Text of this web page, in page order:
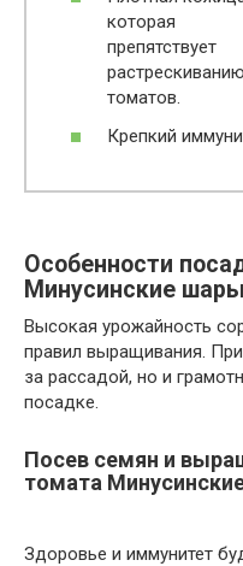
которая
препятствует
растрескиванию
томатов.
Крепкий
Особенности
Минусинские шары
Высокая урожайность
правил выращивания.
за рассадой, но и
посадке.
Посев семян и
томата
Здоровье и иммунитет